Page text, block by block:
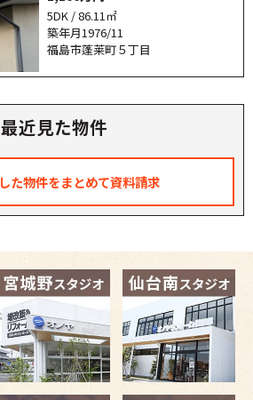
5DK / 86.11㎡
築年月1976/11
福島市蓬莱町５丁目
最近見た物件